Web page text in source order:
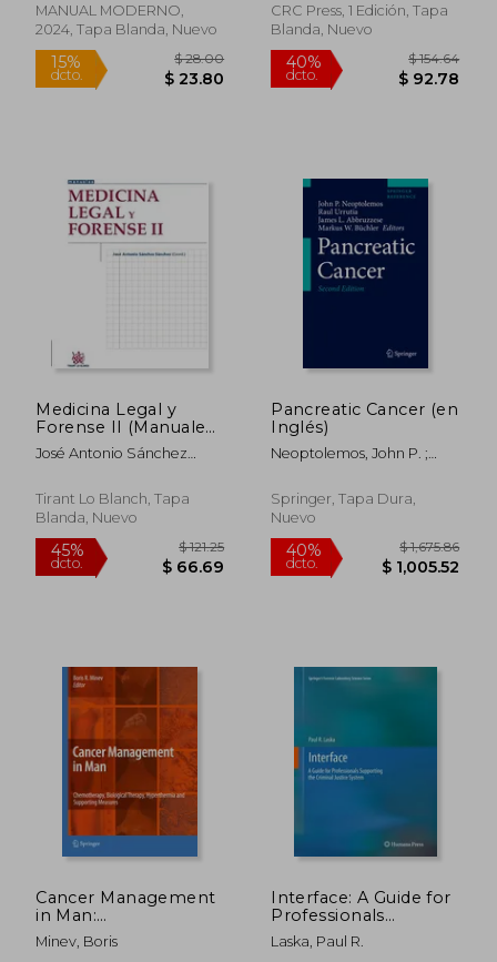
MANUAL MODERNO,
2024, Tapa Blanda, Nuevo
CRC Press, 1 Edición, Tapa
Blanda, Nuevo
Medicina Legal y
Forense II (Manuales
de Criminalística y
Sociología de la
José Antonio Sánchez
Tirant Lo Blanch, Tapa
Blanda, Nuevo
45%
Pancreatic Cancer (en
Inglés)
Neoptolemos, John P. ;
James L.
Springer, Tapa Dura,
Nuevo
40%
Cancer Management
in Man:
Chemotherapy,
Biological Therapy,
Minev, Boris
Interface: A Guide for
Professionals
Supporting the
Criminal Justice
Laska, Paul R.